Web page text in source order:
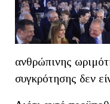
ανθρώπινης
συγκρότησης δεν